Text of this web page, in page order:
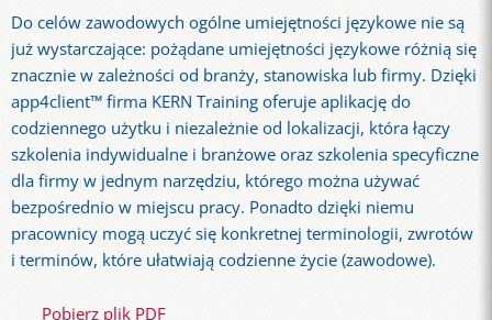
Do celów zawodowych ogólne umiejętności językowe nie są
już wystarczające: pożądane umiejętności językowe różnią się
znacznie w zależności od branży, stanowiska lub firmy. Dzięki
app4client™ firma KERN Training oferuje aplikację do
codziennego użytku i niezależnie od lokalizacji, która łączy
szkolenia indywidualne i branżowe oraz szkolenia specyficzne
dla firmy w jednym narzędziu, którego można używać
bezpośrednio w miejscu pracy. Ponadto dzięki niemu
pracownicy mogą uczyć się konkretnej terminologii, zwrotów
i terminów, które ułatwiają codzienne życie (zawodowe).
Pobierz plik PDF